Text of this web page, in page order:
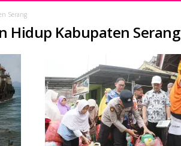
Serang
Hidup Kabupaten Serang